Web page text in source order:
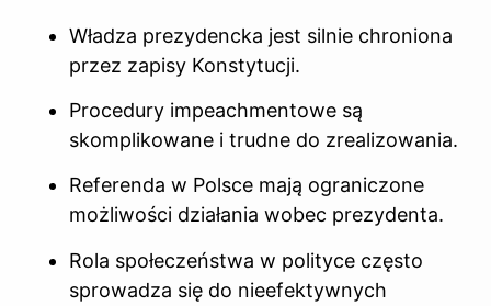
Władza prezydencka jest silnie chroniona
przez zapisy Konstytucji.
Procedury impeachmentowe są
skomplikowane i trudne do zrealizowania.
Referenda w Polsce mają ograniczone
możliwości działania wobec prezydenta.
Rola społeczeństwa w polityce często
sprowadza się do nieefektywnych